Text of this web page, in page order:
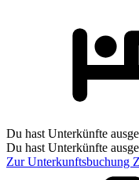
Du hast Unterkünfte
Du hast Unterkünfte
Zur Unterkunftsbuchung